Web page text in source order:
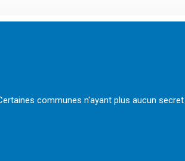
communes n'ayant plus aucun